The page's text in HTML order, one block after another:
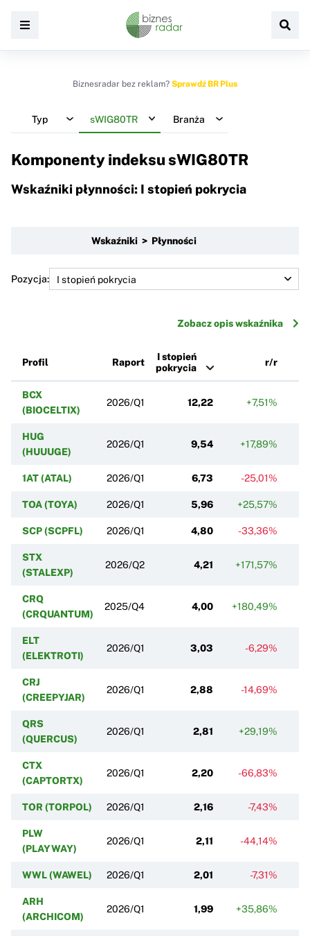
Biznesradar bez reklam? Sprawdź BR Plus
Typ sWIG80TR Branża
Komponenty indeksusWIG80TR
Wskaźniki płynności: I stopień pokrycia
Wskaźniki > Płynności
Pozycja:
Zobacz opis wskaźnika
Profil Raport
I stopień
pokrycia
r/r
BCX
(BIOCELTIX)
2026/Q1 12,22 +7,51%
HUG
(HUUUGE)
2026/Q1 9,54 +17,89%
1AT (ATAL) 2026/Q1 6,73 -25,01%
TOA (TOYA) 2026/Q1 5,96 +25,57%
SCP (SCPFL) 2026/Q1 4,80 -33,36%
STX
(STALEXP)
2026/Q2 4,21 +171,57%
CRQ
(CRQUANTUM)
2025/Q4 4,00 +180,49%
ELT
(ELEKTROTI)
2026/Q1 3,03 -6,29%
CRJ
(CREEPYJAR)
2026/Q1 2,88 -14,69%
QRS
(QUERCUS)
2026/Q1 2,81 +29,19%
CTX
(CAPTORTX)
2026/Q1 2,20 -66,83%
TOR (TORPOL) 2026/Q1 2,16 -7,43%
PLW
(PLAYWAY)
2026/Q1 2,11 -44,14%
WWL (WAWEL) 2026/Q1 2,01 -7,31%
ARH
(ARCHICOM)
2026/Q1 1,99 +35,86%